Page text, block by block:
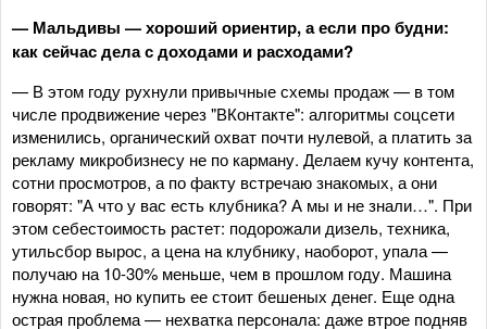
— Мальдивы — хороший ориентир, а если про будни:
как сейчас дела с доходами и расходами?
— В этом году рухнули привычные схемы продаж — в том
числе продвижение через "ВКонтакте": алгоритмы соцсети
изменились, органический охват почти нулевой, а платить за
рекламу микробизнесу не по карману. Делаем кучу контента,
сотни просмотров, а по факту встречаю знакомых, а они
говорят: "А что у вас есть клубника? А мы и не знали…". При
этом себестоимость растет: подорожали дизель, техника,
утильсбор вырос, а цена на клубнику, наоборот, упала —
получаю на 10-30% меньше, чем в прошлом году. Машина
нужна новая, но купить ее стоит бешеных денег. Еще одна
острая проблема — нехватка персонала: даже втрое подняв